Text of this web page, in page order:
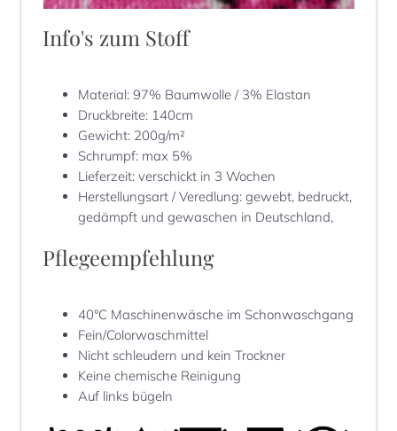
Info's zum Stoff
Material:97% Baumwolle / 3% Elastan
Druckbreite: 140cm
Gewicht: 200g/m²
Schrumpf: max 5%
Lieferzeit:verschickt in 3 Wochen
Herstellungsart / Veredlung:gewebt, bedruckt,
gedämpft und gewaschen in Deutschland,
Pflegeempfehlung
40°C Maschinenwäsche im Schonwaschgang
Fein/Colorwaschmittel
Nicht schleudern und kein Trockner
Keine chemische Reinigung
Auf links bügeln